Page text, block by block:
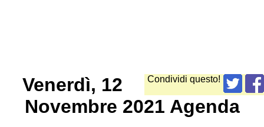
Condividi questo!
Venerdì, 12
Novembre 2021 Agenda